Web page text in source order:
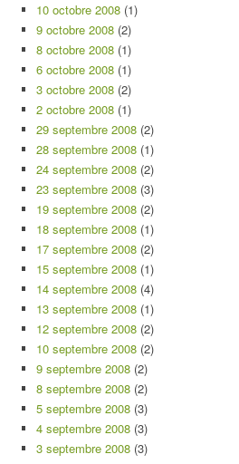
10 octobre 2008 (1)
9 octobre 2008 (2)
8 octobre 2008 (1)
6 octobre 2008 (1)
3 octobre 2008 (2)
2 octobre 2008 (1)
29 septembre 2008 (2)
28 septembre 2008 (1)
24 septembre 2008 (2)
23 septembre 2008 (3)
19 septembre 2008 (2)
18 septembre 2008 (1)
17 septembre 2008 (2)
15 septembre 2008 (1)
14 septembre 2008 (4)
13 septembre 2008 (1)
12 septembre 2008 (2)
10 septembre 2008 (2)
9 septembre 2008 (2)
8 septembre 2008 (2)
5 septembre 2008 (3)
4 septembre 2008 (3)
3 septembre 2008 (3)